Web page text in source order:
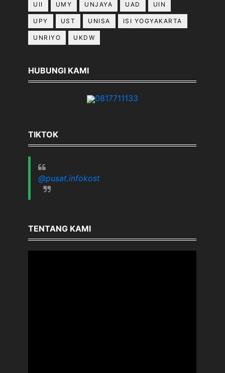
UII UMY UNJAYA UAD UIN
UPY UST UNISA ISI YOGYAKARTA
UNRIYO UKDW
HUBUNGI KAMI
0817711133
TIKTOK
@pusat.infokost
TENTANG KAMI